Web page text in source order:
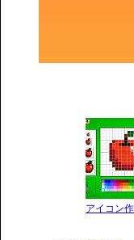
アイコン